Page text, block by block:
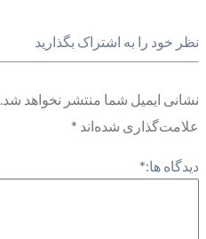
نظر خود را به اشتراک بگذارید
نشانی ایمیل شما منتشر نخواهد شد.
علامت‌گذاری شده‌اند *
دیدگاه ها:*